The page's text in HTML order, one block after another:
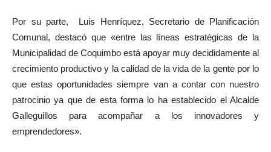
Por su parte, Luis Henríquez, Secretario de Planificación
Comunal, destacó que «entre las líneas estratégicas de la
Municipalidad de Coquimbo está apoyar muy decididamente al
crecimiento productivo y la calidad de la vida de la gente por lo
que estas oportunidades siempre van a contar con nuestro
patrocinio ya que de esta forma lo ha establecido el Alcalde
Galleguillos para acompañar a los innovadores y
emprendedores».